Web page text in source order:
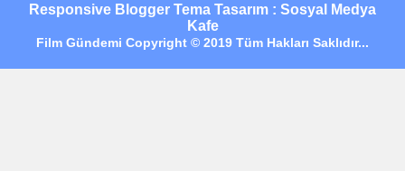
Responsive Blogger Tema Tasarım : Sosyal Medya
Kafe
Film Gündemi Copyright © 2019 Tüm Hakları Saklıdır...